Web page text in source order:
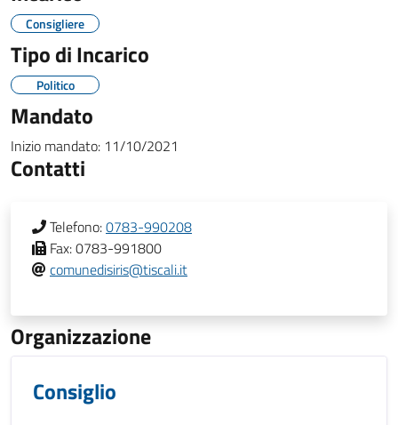
Consigliere
Tipo di Incarico
Politico
Mandato
Inizio mandato: 11/10/2021
Contatti
Telefono:0783-990208
Fax:0783-991800
comunedisiris@tiscali.it
Organizzazione
Consiglio